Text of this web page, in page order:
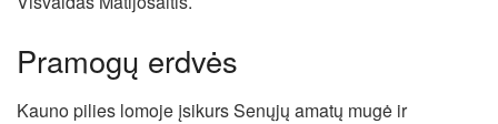
Pramogų erdvės
Kauno pilies lomoje įsikurs Senųjų amatų mugė ir